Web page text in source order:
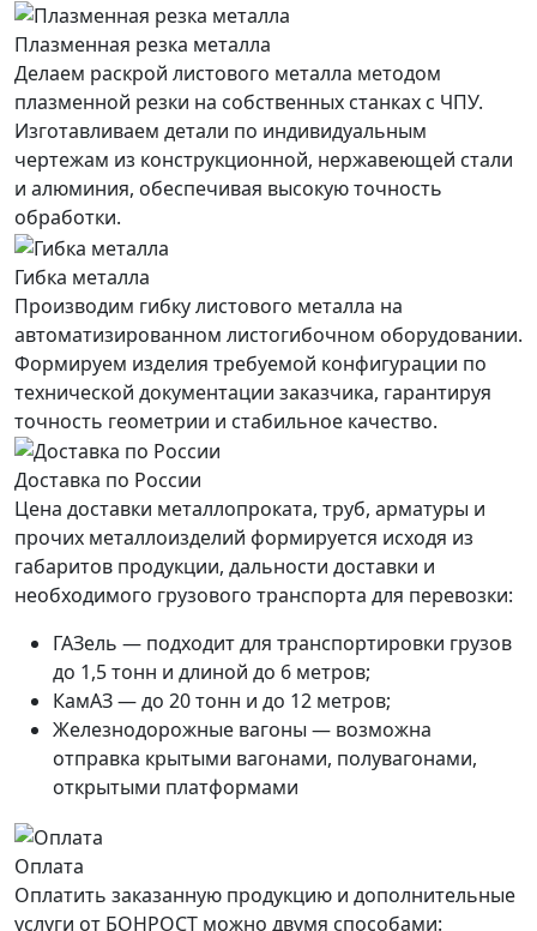
Плазменная резка металла
Делаем раскрой листового металла методом
плазменной резки на собственных станках с ЧПУ.
Изготавливаем детали по индивидуальным
чертежам из конструкционной, нержавеющей стали
и алюминия, обеспечивая высокую точность
обработки.
Гибка металла
Производим гибку листового металла на
автоматизированном листогибочном оборудовании.
Формируем изделия требуемой конфигурации по
технической документации заказчика, гарантируя
точность геометрии и стабильное качество.
Доставка по России
Цена доставки металлопроката, труб, арматуры и
прочих металлоизделий формируется исходя из
габаритов продукции, дальности доставки и
необходимого грузового транспорта для перевозки:
ГАЗель — подходит для транспортировки грузов
до 1,5 тонн и длиной до 6 метров;
КамАЗ — до 20 тонн и до 12 метров;
Железнодорожные вагоны — возможна
отправка крытыми вагонами, полувагонами,
открытыми платформами
Оплата
Оплатить заказанную продукцию и дополнительные
услуги от БОНРОСТ можно двумя способами: